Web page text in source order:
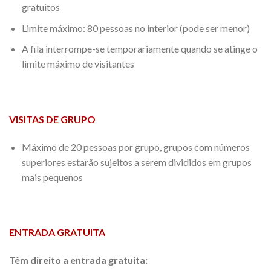
gratuitos
Limite máximo: 80 pessoas no interior (pode ser menor)
A fila interrompe-se temporariamente quando se atinge o
limite máximo de visitantes
VISITAS DE GRUPO
Máximo de 20 pessoas por grupo, grupos com números
superiores estarão sujeitos a serem divididos em grupos
mais pequenos
ENTRADA GRATUITA
Têm direito a entrada gratuita: